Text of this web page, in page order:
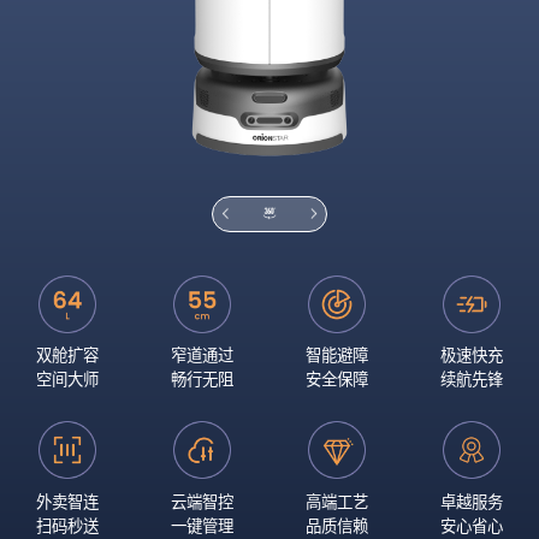
双舱扩容
空间大师
窄道通过
畅行无阻
智能避障
安全保障
极速快充
续航先锋
外卖智连
扫码秒送
云端智控
一键管理
高端工艺
品质信赖
卓越服务
安心省心